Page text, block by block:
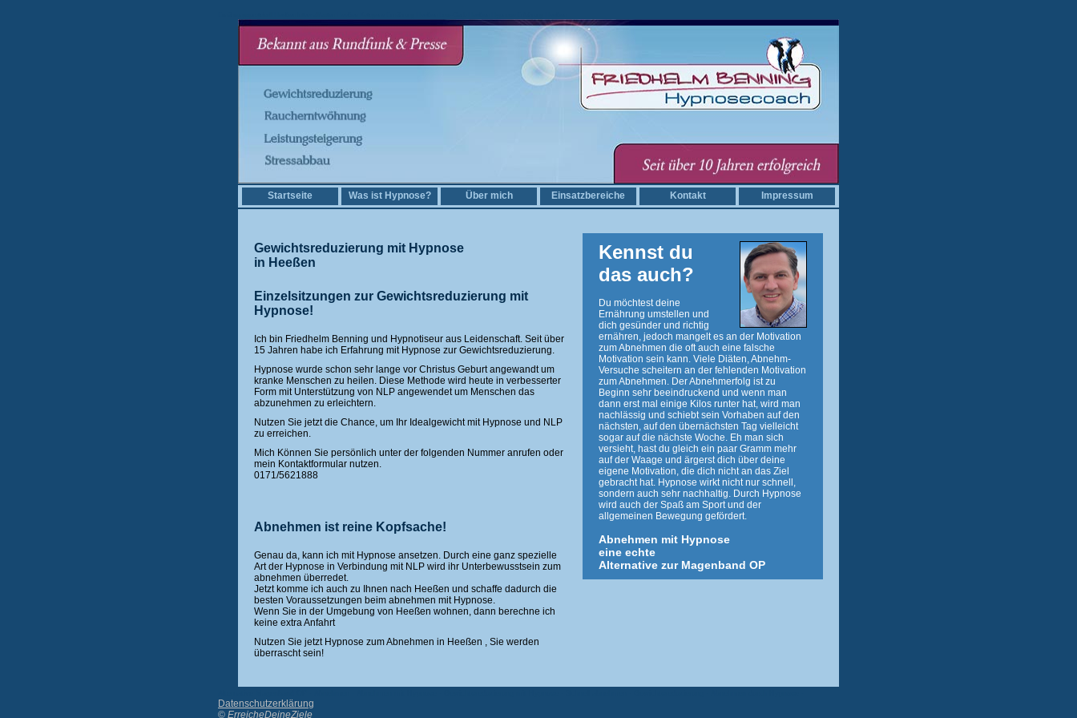
Startseite Was ist Hypnose? Über mich Einsatzbereiche Kontakt Impressum
Gewichtsreduzierung mit Hypnose
in Heeßen
Einzelsitzungen zur Gewichtsreduzierung mit
Hypnose!
Ich bin Friedhelm Benning und Hypnotiseur aus Leidenschaft. Seit über
15 Jahren habe ich Erfahrung mit Hypnose zur Gewichtsreduzierung.
Hypnose wurde schon sehr lange vor Christus Geburt angewandt um
kranke Menschen zu heilen. Diese Methode wird heute in verbesserter
Form mit Unterstützung von NLP angewendet um Menschen das
abzunehmen zu erleichtern.
Nutzen Sie jetzt die Chance, um Ihr Idealgewicht mit Hypnose und NLP
zu erreichen.
Mich Können Sie persönlich unter der folgenden Nummer anrufen oder
mein Kontaktformular nutzen.
0171/5621888
Abnehmen ist reine Kopfsache!
Genau da, kann ich mit Hypnose ansetzen. Durch eine ganz spezielle
Art der Hypnose in Verbindung mit NLP wird ihr Unterbewusstsein zum
abnehmen überredet.
Jetzt komme ich auch zu Ihnen nach Heeßen und schaffe dadurch die
besten Voraussetzungen beim abnehmen mit Hypnose.
Wenn Sie in der Umgebung von Heeßen wohnen, dann berechne ich
keine extra Anfahrt
Nutzen Sie jetzt Hypnose zum Abnehmen in Heeßen , Sie werden
überrascht sein!
Kennst du
das auch?
Du möchtest deine
Ernährung umstellen und
dich gesünder und richtig
ernähren, jedoch mangelt es an der Motivation
zum Abnehmen die oft auch eine falsche
Motivation sein kann. Viele Diäten, Abnehm-
Versuche scheitern an der fehlenden Motivation
zum Abnehmen. Der Abnehmerfolg ist zu
Beginn sehr beeindruckend und wenn man
dann erst mal einige Kilos runter hat, wird man
nachlässig und schiebt sein Vorhaben auf den
nächsten, auf den übernächsten Tag vielleicht
sogar auf die nächste Woche. Eh man sich
versieht, hast du gleich ein paar Gramm mehr
auf der Waage und ärgerst dich über deine
eigene Motivation, die dich nicht an das Ziel
gebracht hat. Hypnose wirkt nicht nur schnell,
sondern auch sehr nachhaltig. Durch Hypnose
wird auch der Spaß am Sport und der
allgemeinen Bewegung gefördert.
Abnehmen mit Hypnose
eine echte
Alternative zur Magenband OP
Datenschutzerklärung
© ErreicheDeineZiele